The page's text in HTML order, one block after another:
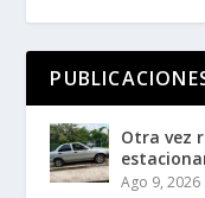
Otra vez
Ago 9, 2026